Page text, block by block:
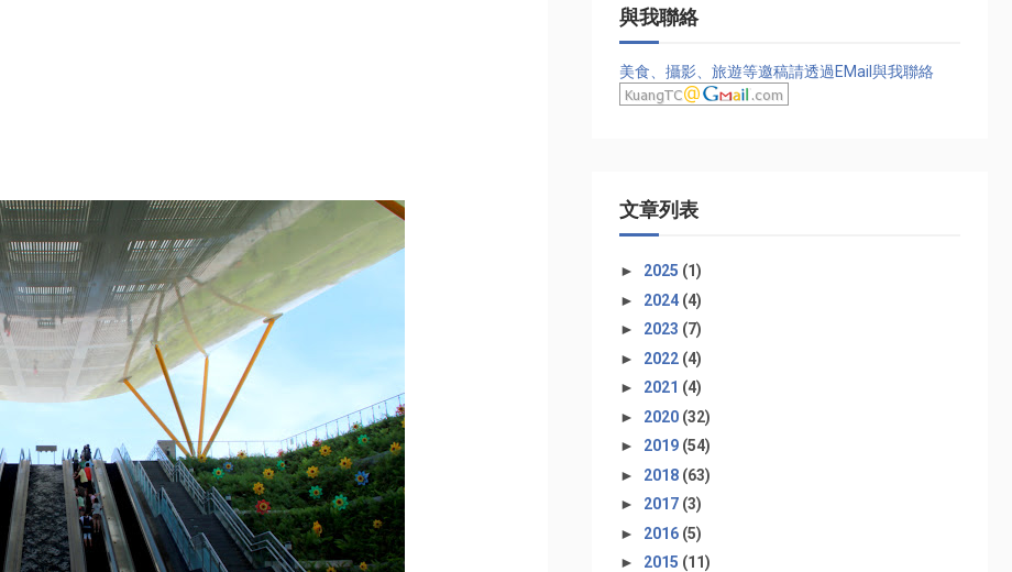
與我聯絡
美食、攝影、旅遊等邀稿請透過EMail與我聯絡
文章列表
► 2025 (1)
► 2024 (4)
► 2023 (7)
► 2022 (4)
► 2021 (4)
► 2020 (32)
► 2019 (54)
► 2018 (63)
► 2017 (3)
► 2016 (5)
► 2015 (11)